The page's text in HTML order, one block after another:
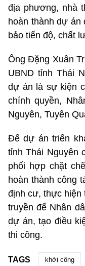
địa phương, nhà
hoàn thành dự án
bảo tiến độ, chất
Ông Đặng Xuân
UBND tỉnh Thái
dự án là sự kiện
chính quyền,
Nguyên, Tuyên
Để dự án triển
tỉnh Thái Nguyên
phối hợp chặt
hoàn thành công
định cư, thực hiện
truyền để Nhân
dự án, tạo điều
thi công.
TAGS khởi công